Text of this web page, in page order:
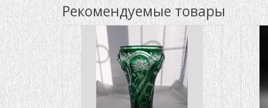
Рекомендуемые товары